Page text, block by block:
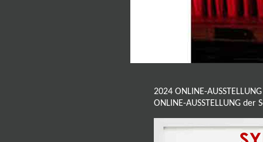
2024 ONLINE-
ONLINE-AUSSTELLUNG der